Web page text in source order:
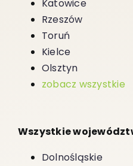
Katowice
Rzeszów
Toruń
Kielce
Olsztyn
zobacz wszystkie
Wszystkie
Dolnośląskie